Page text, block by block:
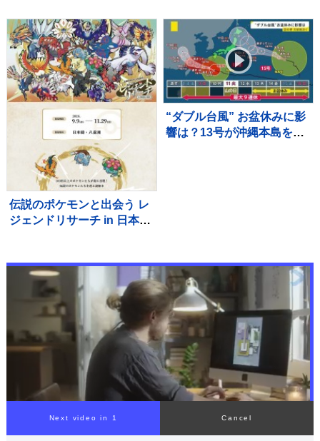
【WOWOW】で独占生中
継！！
伝説のポケモンと出会う レ
ジェンドリサーチ in 日本橋
制作の謎解き キット引換券
も販売中☆
“ダブル台風” お盆休みに影
響は？13号が沖縄本島を直
Next video in 1 Cancel